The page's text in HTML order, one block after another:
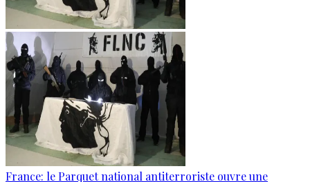
France: le Parquet national antiterroriste ouvre une